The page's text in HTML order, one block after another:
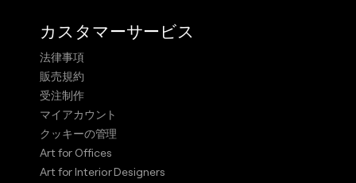
カスタマーサービス
法律事項
販売規約
受注制作
マイアカウント
クッキーの管理
Art for Offices
Art for Interior Designers